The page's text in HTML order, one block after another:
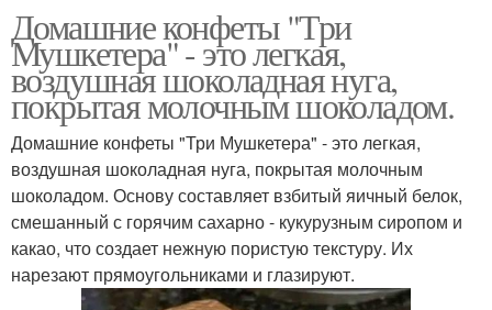
Домашние конфеты "Три
Мушкетера" - это легкая,
воздушная шоколадная нуга,
покрытая молочным шоколадом.
Домашние конфеты "Три Мушкетера" - это легкая,
воздушная шоколадная нуга, покрытая молочным
шоколадом. Основу составляет взбитый яичный белок,
смешанный с горячим сахарно - кукурузным сиропом и
какао, что создает нежную пористую текстуру. Их
нарезают прямоугольниками и глазируют.